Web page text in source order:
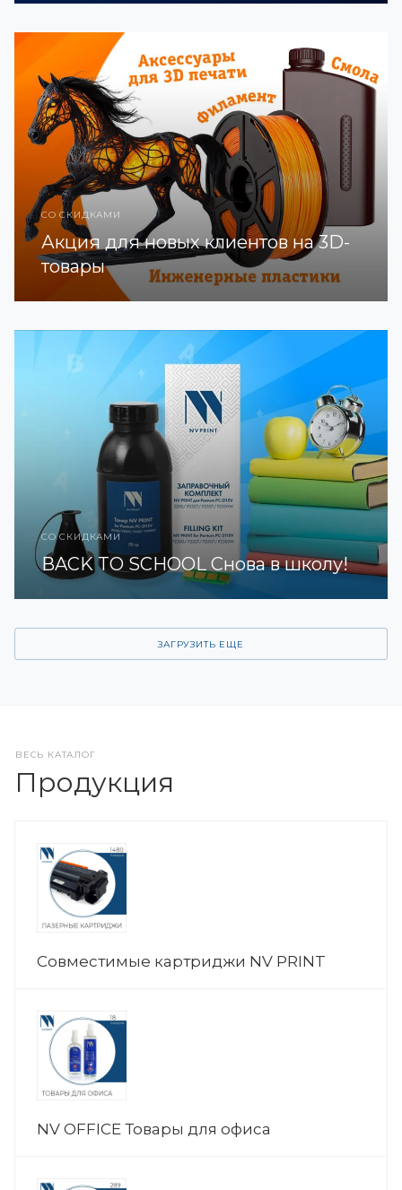
СО СКИДКАМИ
Акция для новых клиентов на 3D-
товары
СО СКИДКАМИ
BACK TO SCHOOL Снова в школу!
ЗАГРУЗИТЬ ЕЩЕ
ВЕСЬ КАТАЛОГ
Продукция
Совместимые картриджи NV PRINT
NV OFFICE Товары для офиса